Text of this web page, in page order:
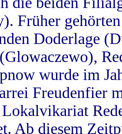
Früher
Doderlage
wurde im
Freudenfier
Ab diesem